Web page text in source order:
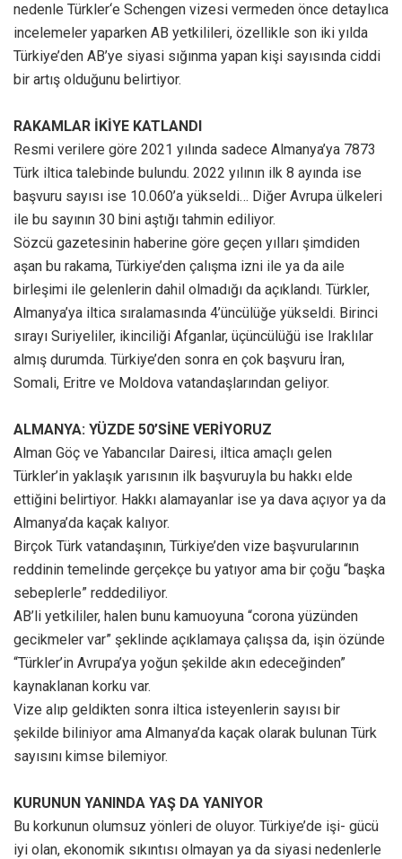
nedenle Türkler‘e Schengen vizesi vermeden önce detaylıca
incelemeler yaparken AB yetkilileri, özellikle son iki yılda
Türkiye’den AB’ye siyasi sığınma yapan kişi sayısında ciddi
bir artış olduğunu belirtiyor.
RAKAMLAR İKİYE KATLANDI
Resmi verilere göre 2021 yılında sadece Almanya’ya 7873
Türk iltica talebinde bulundu. 2022 yılının ilk 8 ayında ise
başvuru sayısı ise 10.060’a yükseldi… Diğer Avrupa ülkeleri
ile bu sayının 30 bini aştığı tahmin ediliyor.
Sözcü gazetesinin haberine göre geçen yılları şimdiden
aşan bu rakama, Türkiye’den çalışma izni ile ya da aile
birleşimi ile gelenlerin dahil olmadığı da açıklandı. Türkler,
Almanya’ya iltica sıralamasında 4’üncülüğe yükseldi. Birinci
sırayı Suriyeliler, ikinciliği Afganlar, üçüncülüğü ise Iraklılar
almış durumda. Türkiye’den sonra en çok başvuru İran,
Somali, Eritre ve Moldova vatandaşlarından geliyor.
ALMANYA: YÜZDE 50’SİNE VERİYORUZ
Alman Göç ve Yabancılar Dairesi, iltica amaçlı gelen
Türkler’in yaklaşık yarısının ilk başvuruyla bu hakkı elde
ettiğini belirtiyor. Hakkı alamayanlar ise ya dava açıyor ya da
Almanya’da kaçak kalıyor.
Birçok Türk vatandaşının, Türkiye’den vize başvurularının
reddinin temelinde gerçekçe bu yatıyor ama bir çoğu “başka
sebeplerle” reddediliyor.
AB’li yetkililer, halen bunu kamuoyuna “corona yüzünden
gecikmeler var” şeklinde açıklamaya çalışsa da, işin özünde
“Türkler’in Avrupa’ya yoğun şekilde akın edeceğinden”
kaynaklanan korku var.
Vize alıp geldikten sonra iltica isteyenlerin sayısı bir
şekilde biliniyor ama Almanya’da kaçak olarak bulunan Türk
sayısını kimse bilemiyor.
KURUNUN YANINDA YAŞ DA YANIYOR
Bu korkunun olumsuz yönleri de oluyor. Türkiye’de işi- gücü
iyi olan, ekonomik sıkıntısı olmayan ya da siyasi nedenlerle